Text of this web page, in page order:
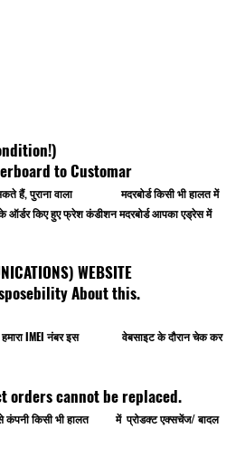
to Customar
कर सकते हैं, पुराना वाला मदरबोर्ड किसी भी हालत में
किए हुए फ्रेश कंडीशन मदरबोर्ड आपका एड्रेस में
WEBSITE
About this.
हमारा IMEI नंबर इस वेबसाइट के दौरान चेक कर
orders cannot be replaced.
से कंपनी किसी भी हालत में प्रोडक्ट एक्सचेंज/ बादल